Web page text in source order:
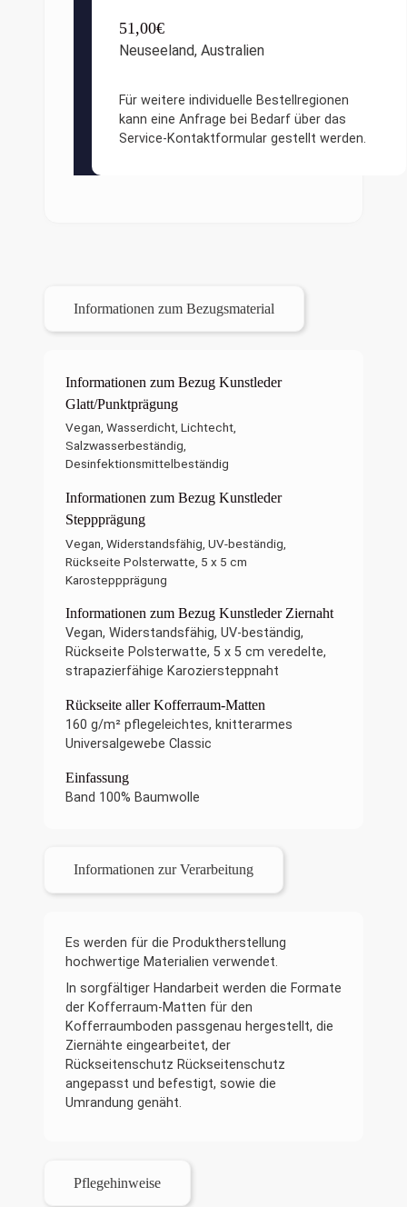
51,00€
Neuseeland, Australien
Für weitere individuelle Bestellregionen
kann eine Anfrage bei Bedarf über das
Service-Kontaktformular gestellt werden.
Informationen zum Bezugsmaterial
Informationen zum Bezug Kunstleder
Glatt/Punktprägung
Vegan, Wasserdicht, Lichtecht,
Salzwasserbeständig,
Desinfektionsmittelbeständig
Informationen zum Bezug Kunstleder
Steppprägung
Vegan, Widerstandsfähig, UV-beständig,
Rückseite Polsterwatte, 5 x 5 cm
Karosteppprägung
Informationen zum Bezug Kunstleder Ziernaht
Vegan, Widerstandsfähig, UV-beständig,
Rückseite Polsterwatte, 5 x 5 cm veredelte,
strapazierfähige Karoziersteppnaht
Rückseite aller Kofferraum-Matten
160 g/m² pflegeleichtes, knitterarmes
Universalgewebe Classic
Einfassung
Band 100% Baumwolle
Informationen zur Verarbeitung
Es werden für die Produktherstellung
hochwertige Materialien verwendet.
In sorgfältiger Handarbeit werden die Formate
der Kofferraum-Matten für den
Kofferraumboden passgenau hergestellt, die
Ziernähte eingearbeitet, der
Rückseitenschutz Rückseitenschutz
angepasst und befestigt, sowie die
Umrandung genäht.
Pflegehinweise